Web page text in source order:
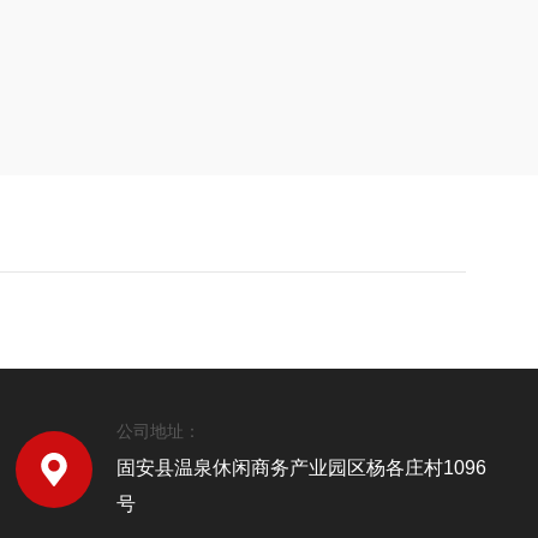
公司地址：
固安县温泉休闲商务产业园区杨各庄村1096
号